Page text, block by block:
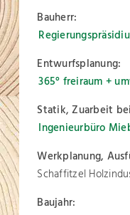
Bauherr:
Entwurfsplanung:
365° freiraum +
Statik, Zuarbeit
Ingenieurbüro
Werkplanung,
Schaffitzel
Baujahr: